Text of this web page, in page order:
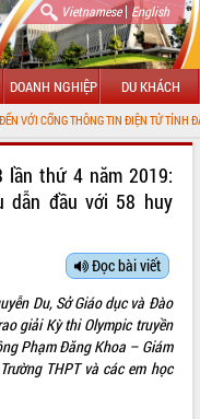
Vietnamese| English
DOANH NGHIỆP DU KHÁCH
THÔNG TIN ĐIỆN TỬ TỈNH ĐẮK LẮK
lần thứ 4 năm 2019:
dẫn đầu với 58 huy
Đọc bài viết
Du, Sở Giáo dục và Đào
giải Kỳ thi Olympic truyền
Phạm Đăng Khoa – Giám
THPT và các em học